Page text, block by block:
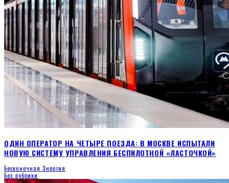
ОДИН ОПЕРАТОР НА ЧЕТЫРЕ ПОЕЗДА: В МОСКВЕ ИСПЫТАЛИ
НОВУЮ СИСТЕМУ УПРАВЛЕНИЯ БЕСПИЛОТНОЙ «ЛАСТОЧКОЙ»
Бесконечная Энергия
Без рубрики